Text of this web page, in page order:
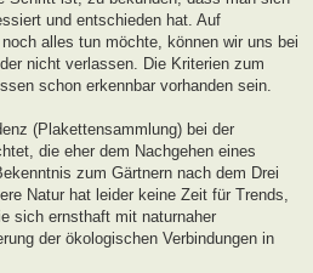
und entschieden hat. Auf
alles tun möchte, können wir uns bei
nicht verlassen. Die Kriterien zum
schon erkennbar vorhanden sein.
(Plakettensammlung) bei der
die eher dem Nachgehen eines
zum Gärtnern nach dem Drei
Natur hat leider keine Zeit für Trends,
sich ernsthaft mit naturnaher
der ökologischen Verbindungen in